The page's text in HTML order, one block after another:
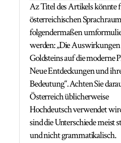
Az Titel des Artikels könnte
österreichischen
folgendermaßen
werden: „Die Auswirkungen
Goldsteins auf die moderne
Neue Entdeckungen und
Bedeutung“. Achten Sie
Österreich üblicherweise
Hochdeutsch verwendet
sind die Unterschiede meist
und nicht grammatikalisch.